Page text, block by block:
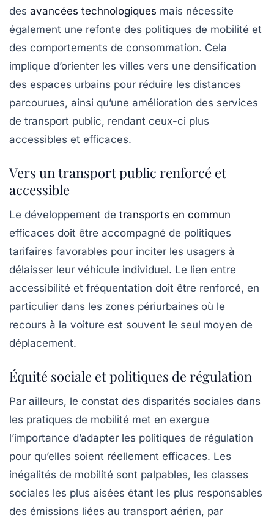
des avancées technologiques mais nécessite
également une refonte des politiques de mobilité et
des comportements de consommation. Cela
implique d’orienter les villes vers une densification
des espaces urbains pour réduire les distances
parcourues, ainsi qu’une amélioration des services
de transport public, rendant ceux-ci plus
accessibles et efficaces.
Vers un transport public renforcé et
accessible
Le développement de transports en commun
efficaces doit être accompagné de politiques
tarifaires favorables pour inciter les usagers à
délaisser leur véhicule individuel. Le lien entre
accessibilité et fréquentation doit être renforcé, en
particulier dans les zones périurbaines où le
recours à la voiture est souvent le seul moyen de
déplacement.
Équité sociale et politiques de régulation
Par ailleurs, le constat des disparités sociales dans
les pratiques de mobilité met en exergue
l’importance d’adapter les politiques de régulation
pour qu’elles soient réellement efficaces. Les
inégalités de mobilité sont palpables, les classes
sociales les plus aisées étant les plus responsables
des émissions liées au transport aérien, par